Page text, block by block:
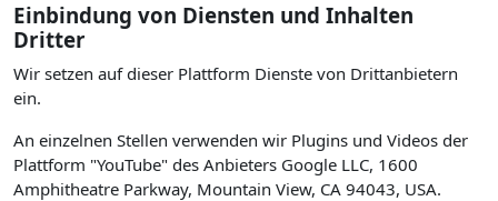
Einbindung von Diensten und Inhalten
Dritter
Wir setzen auf dieser Plattform Dienste von Drittanbietern
ein.
An einzelnen Stellen verwenden wir Plugins und Videos der
Plattform "YouTube" des Anbieters Google LLC, 1600
Amphitheatre Parkway, Mountain View, CA 94043, USA.